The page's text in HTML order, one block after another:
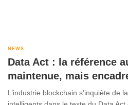
NEWS
Data Act : la référence
maintenue, mais
L’industrie blockchain s’inquiète de